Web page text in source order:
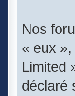
Nos
« eux
Limited
déclaré